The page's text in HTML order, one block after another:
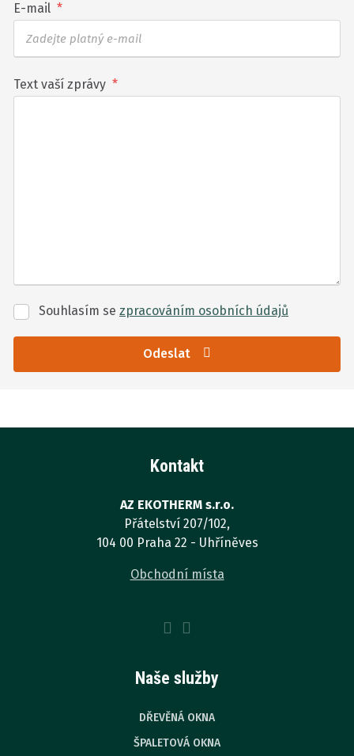
E-mail *
Text vaší zprávy *
Souhlasím
Souhlasím se zpracováním osobních údajů
Odeslat
nepodařilo
Kontakt
AZ EKOTHERM s.r.o.
Přátelství 207/102,
104 00 Praha 22 - Uhříněves
Obchodní místa
Naše služby
DŘEVĚNÁ OKNA
ŠPALETOVÁ OKNA